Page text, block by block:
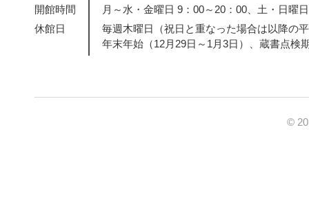
開館時間
月～水・金曜日 9：00～20：00、土・日曜
休館日
毎週木曜日（祝日と重なった場合は以降の
年末年始（12月29日～1月3日）、蔵書点検
©